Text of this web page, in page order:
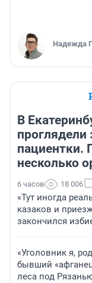
Надежда
В
пациентки.
несколько
6 часов 18 006
«Тут иногда
казаков и
закончился
«Уголовник я,
бывший
леса под